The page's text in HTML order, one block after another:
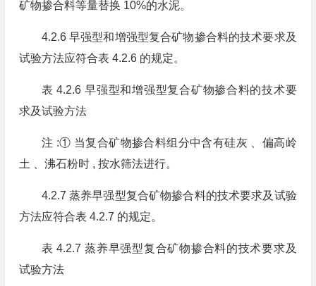
矿物掺合料等量替换 10%的水泥。
4.2.6 早强型和增强型复合矿物掺合料的技术要求及
试验方法应符合表 4.2.6 的规定。
表 4.2.6 早强型和增强型复合矿物掺合料的技术要
求及试验方法
注 :① 当复合矿物掺合料组分中含有硅灰 、偏高岭
土 、沸石粉时 , 按水筛法进行。
4.2.7 蒸养早强型复合矿物掺合料的技术要求及试验
方法应符合表 4.2.7 的规定。
表 4.2.7 蒸养早强型复合矿物掺合料的技术要求及
试验方法